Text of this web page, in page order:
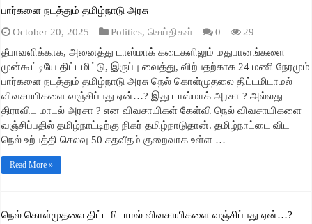
பார்களை நடத்தும் தமிழ்நாடு அரசு
October 20, 2025
Politics,செய்திகள் 0
29
தீபாவளிக்காக, அனைத்து டாஸ்மாக் கடைகளிலும் மதுபானங்களை
முன்கூட்டியே திட்டமிட்டு, இருப்பு வைத்து, விற்பதற்காக 24 மணி நேரமும்
பார்களை நடத்தும் தமிழ்நாடு அரசு நெல் கொள்முதலை திட்டமிடாமல்
விவசாயிகளை வஞ்சிப்பது ஏன்…? இது டாஸ்மாக் அரசா ? அல்லது
திராவிட மாடல் அரசா ? என விவசாயிகள் கேள்வி நெல் விவசாயிகளை
வஞ்சிப்பதில் தமிழ்நாட்டிற்கு நிகர் தமிழ்நாடுதான். தமிழ்நாட்டை விட
நெல் உற்பத்தி செலவு 50 சதவீதம் குறைவாக உள்ள …
Read More »
நெல் கொள்முதலை திட்டமிடாமல் விவசாயிகளை வஞ்சிப்பது ஏன்…?